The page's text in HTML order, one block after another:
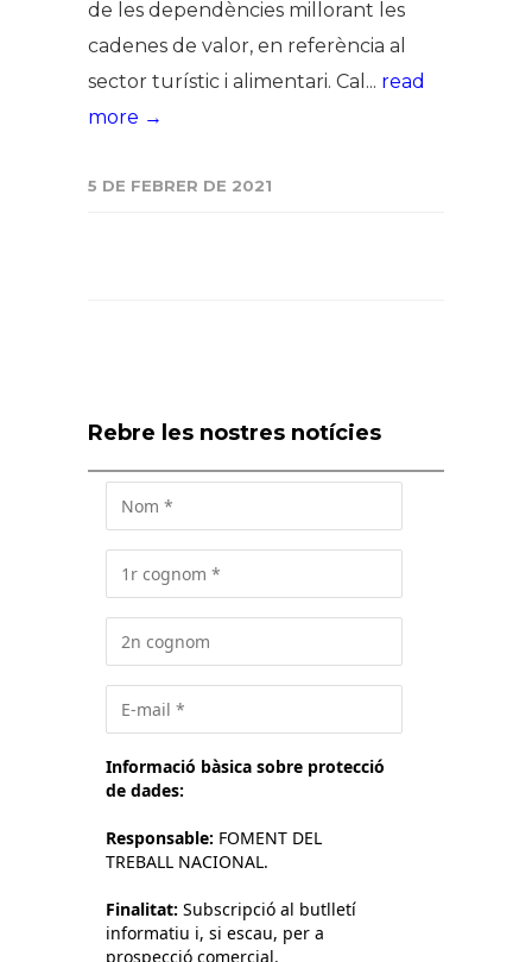
de les dependències millorant les
cadenes de valor, en referència al
sector turístic i alimentari. Cal... read
more →
5 DE FEBRER DE 2021
Rebre les nostres notícies
Informació bàsica sobre protecció
de dades:
Responsable: FOMENT DEL
TREBALL NACIONAL.
Finalitat: Subscripció al butlletí
informatiu i, si escau, per a
prospecció comercial.